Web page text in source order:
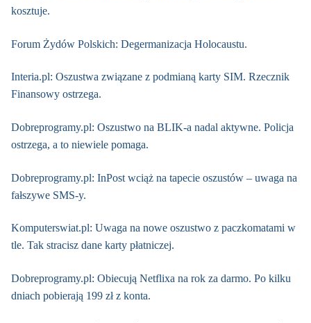
kosztuje.
Forum Żydów Polskich: Degermanizacja Holocaustu.
Interia.pl: Oszustwa związane z podmianą karty SIM. Rzecznik
Finansowy ostrzega.
Dobreprogramy.pl: Oszustwo na BLIK-a nadal aktywne. Policja
ostrzega, a to niewiele pomaga.
Dobreprogramy.pl: InPost wciąż na tapecie oszustów – uwaga na
fałszywe SMS-y.
Komputerswiat.pl: Uwaga na nowe oszustwo z paczkomatami w
tle. Tak stracisz dane karty płatniczej.
Dobreprogramy.pl: Obiecują Netflixa na rok za darmo. Po kilku
dniach pobierają 199 zł z konta.